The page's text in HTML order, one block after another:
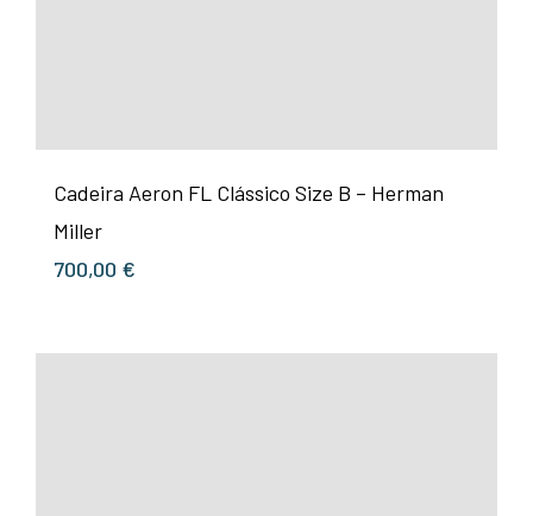
Cadeira Aeron FL Clássico Size B – Herman
Miller
700,00 €